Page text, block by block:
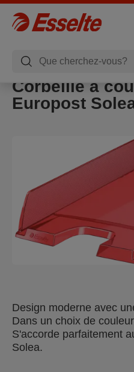
Corbeille à
Europost
Design moderne avec
Dans un choix de
S'accorde parfaitement
Solea.